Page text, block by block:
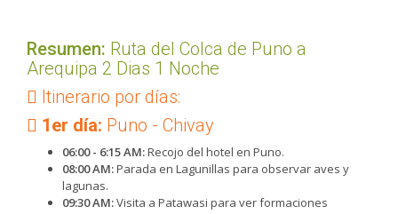
Resumen: Ruta del Colca de Puno a
Arequipa 2 Dias 1 Noche
Itinerario por días:
1er día: Puno - Chivay
06:00 - 6:15 AM:Recojo del hotel en Puno.
08:00 AM:Parada en Lagunillas para observar aves y
lagunas.
09:30 AM:Visita a Patawasi para ver formaciones